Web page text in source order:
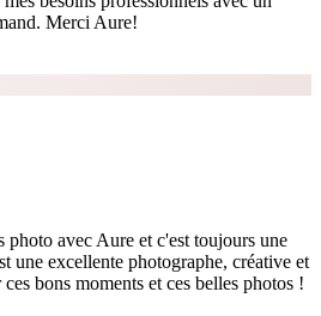
Merci Aure!
photo avec Aure et c'est toujours une
une excellente photographe, créative et
bons moments et ces belles photos !